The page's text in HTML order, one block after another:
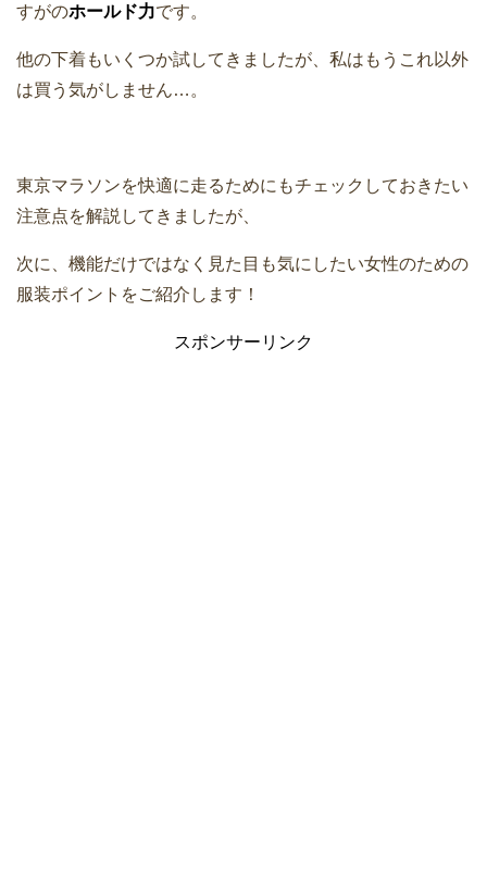
すがのホールド力です。
他の下着もいくつか試してきましたが、私はもうこれ以外
は買う気がしません…。
東京マラソンを快適に走るためにもチェックしておきたい
注意点を解説してきましたが、
次に、機能だけではなく見た目も気にしたい女性のための
服装ポイントをご紹介します！
スポンサーリンク